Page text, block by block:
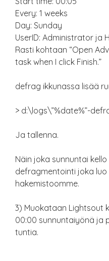
Every: 1 weeks
Day: Sunday
UserID: Administrator ja
Rasti kohtaan “Open
task when I click Finish.”
defrag ikkunassa lisää
> d:\logs\”%date%”-
Ja tallenna.
Näin joka sunnuntai
defragmentointi joka
hakemistoomme.
3) Muokataan Lightsout
00:00 sunnuntaiyönä ja
tuntia.